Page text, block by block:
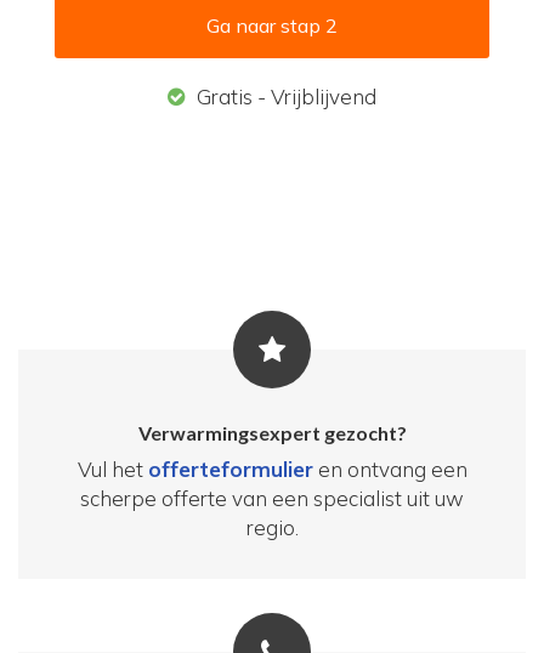
Gratis - Vrijblijvend
Verwarmingsexpert gezocht?
Vul het offerteformulieren ontvang een
scherpe offerte van een specialist uit uw
regio.